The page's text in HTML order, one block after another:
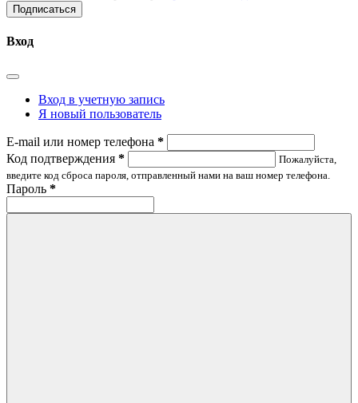
Подписаться
Вход
Вход в учетную запись
Я новый пользователь
E-mail или номер телефона *
Код подтверждения *
Пожалуйста,
введите код сброса пароля, отправленный нами на ваш номер телефона.
Пароль *